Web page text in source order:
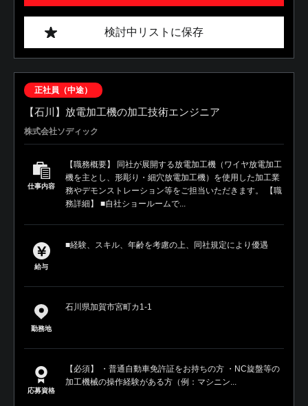
検討中リストに保存
正社員（中途）
【石川】放電加工機の加工技術エンジニア
株式会社ソディック
仕事内容
【職務概要】 同社が展開する放電加工機（ワイヤ放電加工
機を主とし、形彫り・細穴放電加工機）を使用した加工業
務やデモンストレーション等をご担当いただきます。 【職
務詳細】 ■自社ショールームで...
給与
■経験、スキル、年齢を考慮の上、同社規定により優遇
勤務地
石川県加賀市宮町カ1-1
応募資格
【必須】 ・普通自動車免許証をお持ちの方 ・NC旋盤等の
加工機械の操作経験がある方（例：マシニン...